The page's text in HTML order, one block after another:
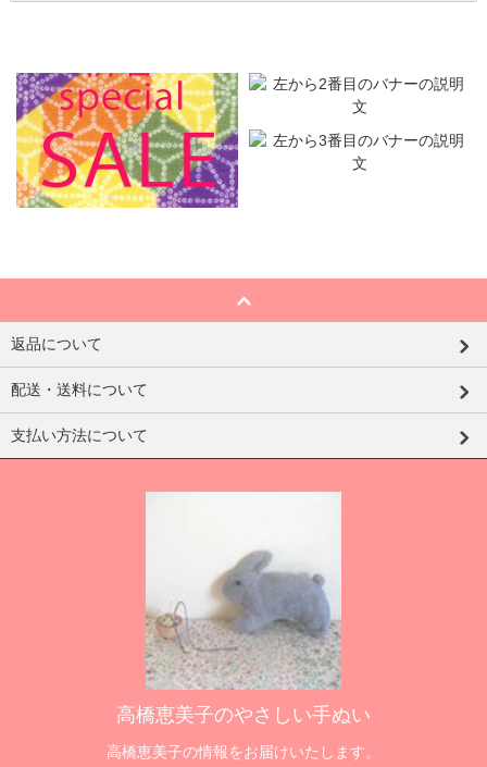
返品について
配送・送料について
支払い方法について
高橋恵美子のやさしい手ぬい
高橋恵美子の情報をお届けいたします。